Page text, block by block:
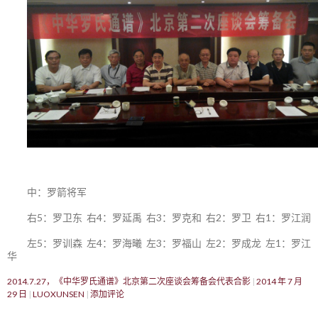
中：罗箭将军
右5：罗卫东 右4：罗延禹 右3：罗克和 右2：罗卫 右1：罗江润
左5：罗训森 左4：罗海曦 左3：罗福山 左2：罗成龙 左1：罗江
华
2014.7.27，《中华罗氏通谱》北京第二次座谈会筹备会代表合影 2014 年 7 月
29 日
LUOXUNSEN 添加评论